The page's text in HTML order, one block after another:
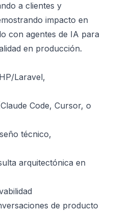
a clientes y
impacto en
con agentes de IA para
en producción.
Laravel,
Code, Cursor, o
técnico,
arquitectónica en
de producto